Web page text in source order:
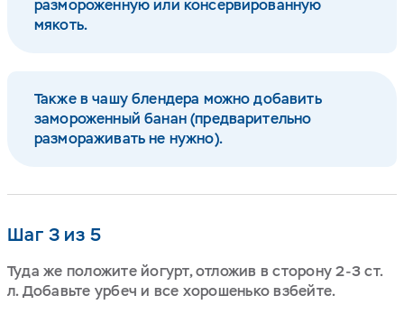
размороженную или консервированную
мякоть.
Также в чашу блендера можно добавить
замороженный банан (предварительно
размораживать не нужно).
Шаг 3 из 5
Туда же положите йогурт, отложив в сторону 2-3 ст.
л. Добавьте урбеч и все хорошенько взбейте.